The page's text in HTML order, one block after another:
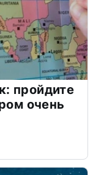
пройдите
очень